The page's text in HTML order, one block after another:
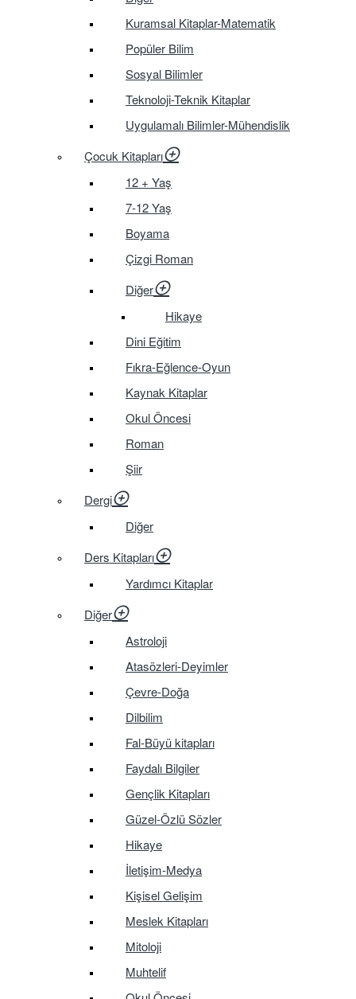
Kuramsal Kitaplar-Matematik
Popüler Bilim
Sosyal Bilimler
Teknoloji-Teknik Kitaplar
Uygulamalı Bilimler-Mühendislik
Çocuk Kitapları
12 + Yaş
7-12 Yaş
Boyama
Çizgi Roman
Diğer
Hikaye
Dini Eğitim
Fıkra-Eğlence-Oyun
Kaynak Kitaplar
Okul Öncesi
Roman
Şiir
Dergi
Diğer
Ders Kitapları
Yardımcı Kitaplar
Diğer
Astroloji
Atasözleri-Deyimler
Çevre-Doğa
Dilbilim
Fal-Büyü kitapları
Faydalı Bilgiler
Gençlik Kitapları
Güzel-Özlü Sözler
Hikaye
İletişim-Medya
Kişisel Gelişim
Meslek Kitapları
Mitoloji
Muhtelif